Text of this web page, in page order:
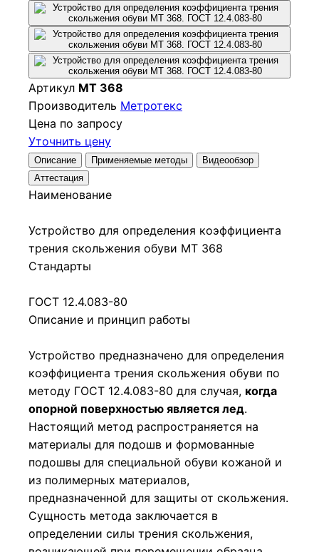
Артикул МТ 368
Производитель Метротекс
Цена по запросу
Уточнить цену
Описание Применяемые методы
Видеообзор
Аттестация
Наименование
Устройство для определения коэффициента
трения скольжения обуви МТ 368
Стандарты
ГОСТ 12.4.083-80
Описание и принцип работы
Устройство предназначено для определения
коэффициента трения скольжения обуви по
методу ГОСТ 12.4.083-80 для случая, когда
опорной поверхностью является лед.
Настоящий метод распространяется на
материалы для подошв и формованные
подошвы для специальной обуви кожаной и
из полимерных материалов,
предназначенной для защиты от скольжения.
Сущность метода заключается в
определении силы трения скольжения,